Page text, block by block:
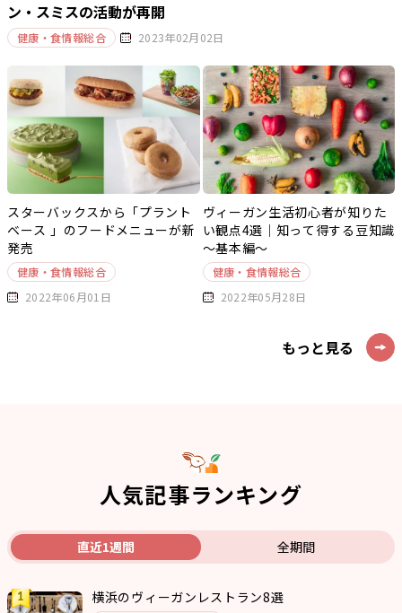
ン・スミスの活動が再開
健康・食情報総合 2023年02月02日
スターバックスから「プラント
ベース 」のフードメニューが新
発売
健康・食情報総合
2022年06月01日
ヴィーガン生活初心者が知りた
い観点4選｜知って得する豆知識
～基本編～
健康・食情報総合
2022年05月28日
もっと見る
人気記事ランキング
直近1週間 全期間
横浜のヴィーガンレストラン8選